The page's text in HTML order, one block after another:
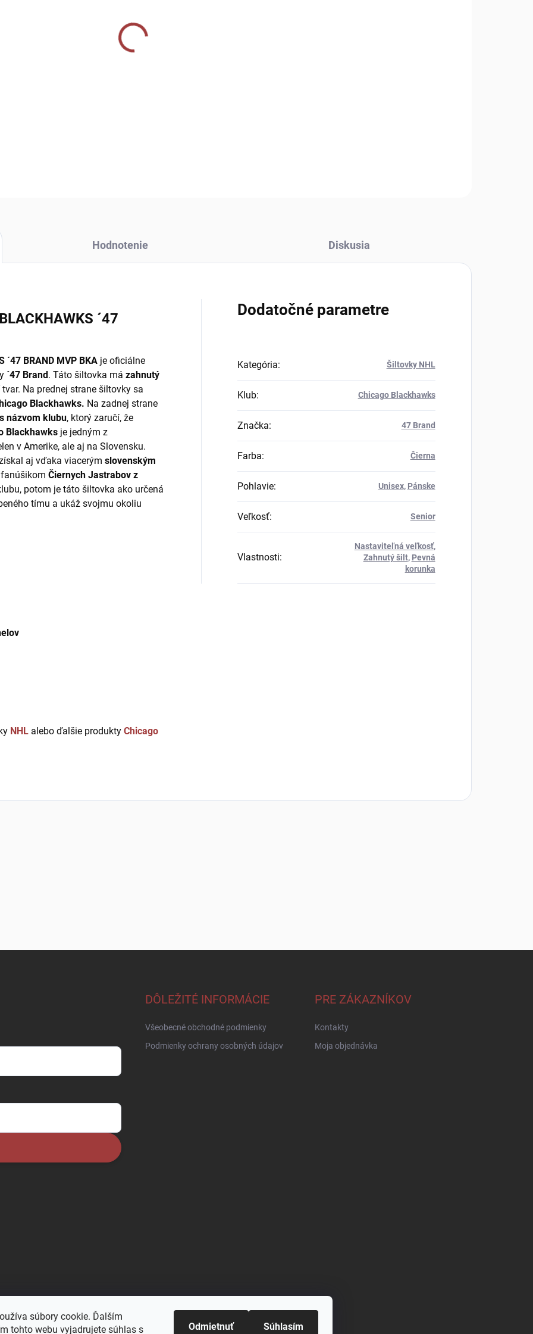
súbory cookie. Ďalším
tohto webu vyjadrujete súhlas s
Odmietnuť Súhlasím
Hodnotenie Diskusia
´47
´47 BRAND MVP BKA je oficiálne
´47 Brand. Táto šiltovka má zahnutý
Na prednej strane šiltovky sa
Blackhawks. Na zadnej strane
názvom klubu, ktorý zaručí, že
Blackhawks je jedným z
v Amerike, ale aj na Slovensku.
aj vďaka viacerým slovenským
Čiernych Jastrabov z
potom je táto šiltovka ako určená
tímu a ukáž svojmu okoliu
NHL alebo ďalšie produkty Chicago
Dodatočné parametre
Kategória: Šiltovky NHL
Klub: Chicago Blackhawks
Značka: 47 Brand
Farba: Čierna
Pohlavie: Unisex, Pánske
Veľkosť: Senior
Vlastnosti:
Nastaviteľná veľkosť,
Zahnutý šilt, Pevná
korunka
DÔLEŽITÉ INFORMÁCIE
Všeobecné obchodné podmienky
Podmienky ochrany osobných údajov
PRE ZÁKAZNÍKOV
Kontakty
Moja objednávka